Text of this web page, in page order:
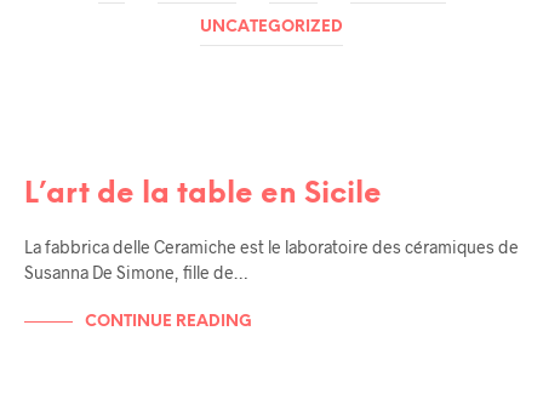
UNCATEGORIZED
L’art de la table en Sicile
La fabbrica delle Ceramiche est le laboratoire des céramiques de
Susanna De Simone, fille de…
CONTINUE READING